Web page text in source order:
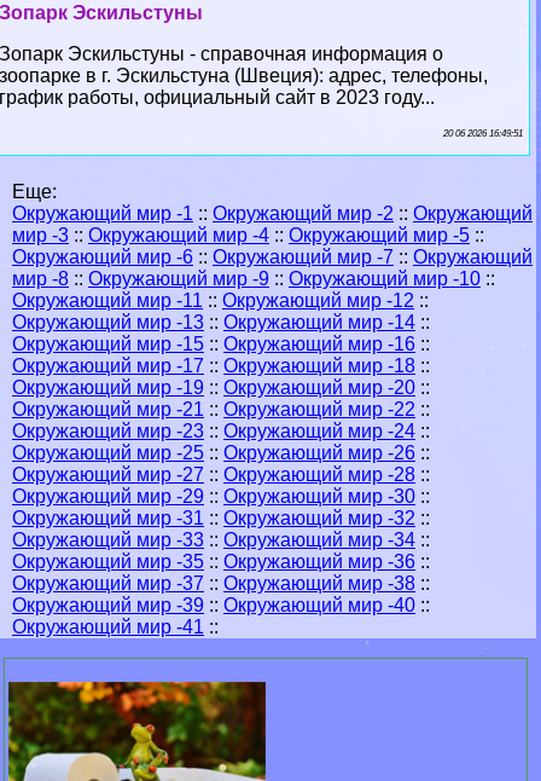
Зопарк Эскильстуны
Зопарк Эскильстуны - справочная информация о
зоопарке в г. Эскильстуна (Швеция): адрес, телефоны,
график работы, официальный сайт в 2023 году...
20 06 2026 16:49:51
Еще:
Окружающий мир -1 :: Окружающий мир -2 :: Окружающий
мир -3 :: Окружающий мир -4 :: Окружающий мир -5 ::
Окружающий мир -6 :: Окружающий мир -7 :: Окружающий
мир -8 :: Окружающий мир -9 :: Окружающий мир -10 ::
Окружающий мир -11 :: Окружающий мир -12 ::
Окружающий мир -13 :: Окружающий мир -14 ::
Окружающий мир -15 :: Окружающий мир -16 ::
Окружающий мир -17 :: Окружающий мир -18 ::
Окружающий мир -19 :: Окружающий мир -20 ::
Окружающий мир -21 :: Окружающий мир -22 ::
Окружающий мир -23 :: Окружающий мир -24 ::
Окружающий мир -25 :: Окружающий мир -26 ::
Окружающий мир -27 :: Окружающий мир -28 ::
Окружающий мир -29 :: Окружающий мир -30 ::
Окружающий мир -31 :: Окружающий мир -32 ::
Окружающий мир -33 :: Окружающий мир -34 ::
Окружающий мир -35 :: Окружающий мир -36 ::
Окружающий мир -37 :: Окружающий мир -38 ::
Окружающий мир -39 :: Окружающий мир -40 ::
Окружающий мир -41 ::